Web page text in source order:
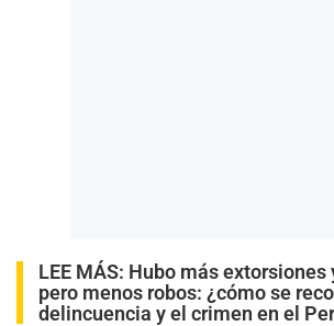
LEE MÁS: Hubo más extorsiones
pero menos robos: ¿cómo se
delincuencia y el crimen en el